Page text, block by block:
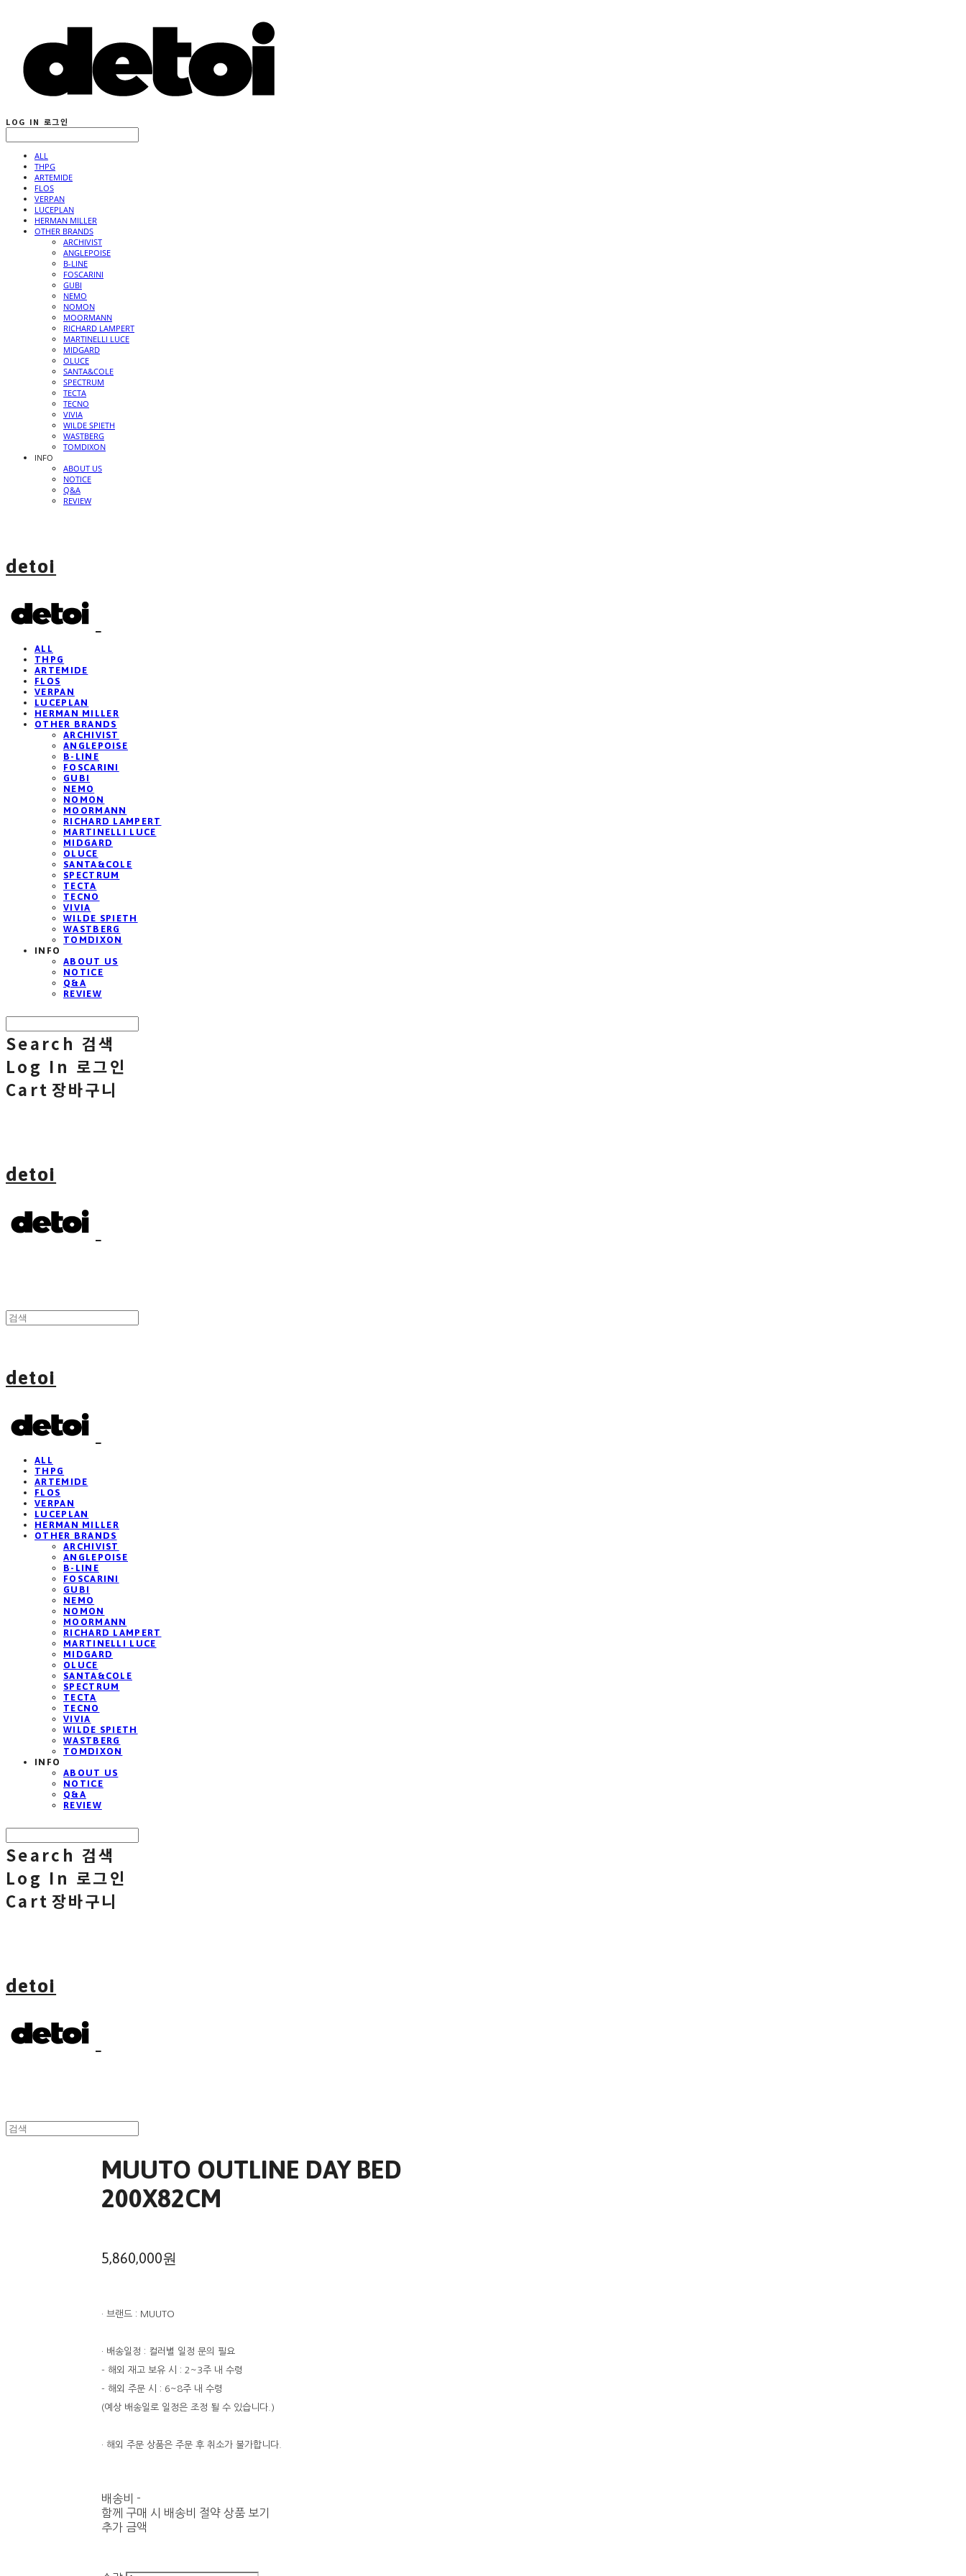
LOG IN 로그인
ALL
THPG
ARTEMIDE
FLOS
VERPAN
LUCEPLAN
HERMAN MILLER
OTHER BRANDS
ARCHIVIST
ANGLEPOISE
B-LINE
FOSCARINI
GUBI
NEMO
NOMON
MOORMANN
RICHARD LAMPERT
MARTINELLI LUCE
MIDGARD
OLUCE
SANTA&COLE
SPECTRUM
TECTA
TECNO
VIVIA
WILDE SPIETH
WASTBERG
TOMDIXON
INFO
ABOUT US
NOTICE
Q&A
REVIEW
detoi
ALL
THPG
ARTEMIDE
FLOS
VERPAN
LUCEPLAN
HERMAN MILLER
OTHER BRANDS
ARCHIVIST
ANGLEPOISE
B-LINE
FOSCARINI
GUBI
NEMO
NOMON
MOORMANN
RICHARD LAMPERT
MARTINELLI LUCE
MIDGARD
OLUCE
SANTA&COLE
SPECTRUM
TECTA
TECNO
VIVIA
WILDE SPIETH
WASTBERG
TOMDIXON
INFO
ABOUT US
NOTICE
Q&A
REVIEW
Search 검색
Log In 로그인
Cart 장바구니
detoi
detoi
ALL
THPG
ARTEMIDE
FLOS
VERPAN
LUCEPLAN
HERMAN MILLER
OTHER BRANDS
ARCHIVIST
ANGLEPOISE
B-LINE
FOSCARINI
GUBI
NEMO
NOMON
MOORMANN
RICHARD LAMPERT
MARTINELLI LUCE
MIDGARD
OLUCE
SANTA&COLE
SPECTRUM
TECTA
TECNO
VIVIA
WILDE SPIETH
WASTBERG
TOMDIXON
INFO
ABOUT US
NOTICE
Q&A
REVIEW
Search 검색
Log In 로그인
Cart 장바구니
detoi
MUUTO OUTLINE DAY BED
200X82CM
5,860,000원
· 브랜드 : MUUTO
· 배송일정 : 컬러별 일정 문의 필요
- 해외 재고 보유 시 : 2~3주 내 수령
- 해외 주문 시 : 6~8주 내 수령
(예상 배송일로 일정은 조정 될 수 있습니다.)
· 해외 주문 상품은 주문 후 취소가 불가합니다.
배송비 -
함께 구매 시 배송비 절약 상품 보기
추가 금액